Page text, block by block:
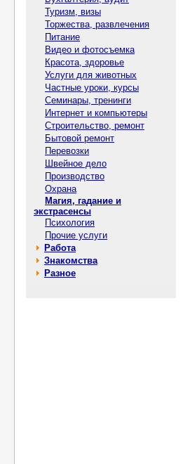
Туризм, визы
Торжества, развлечения
Питание
Видео и фотосъемка
Красота, здоровье
Услуги для животных
Частные уроки, курсы
Семинары, тренинги
Интернет и компьютеры
Строительство, ремонт
Бытовой ремонт
Перевозки
Швейное дело
Производство
Охрана
Магия, гадание и
экстрасенсы
Психология
Прочие услуги
Работа
Знакомства
Разное